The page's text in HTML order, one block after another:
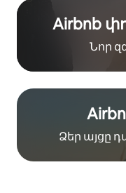
Airbnb
Նոր
Ձեր այցը